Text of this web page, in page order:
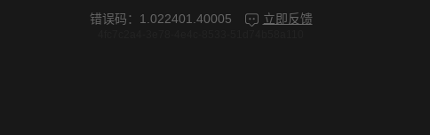
错误码： 1.022401.40005 立即反馈